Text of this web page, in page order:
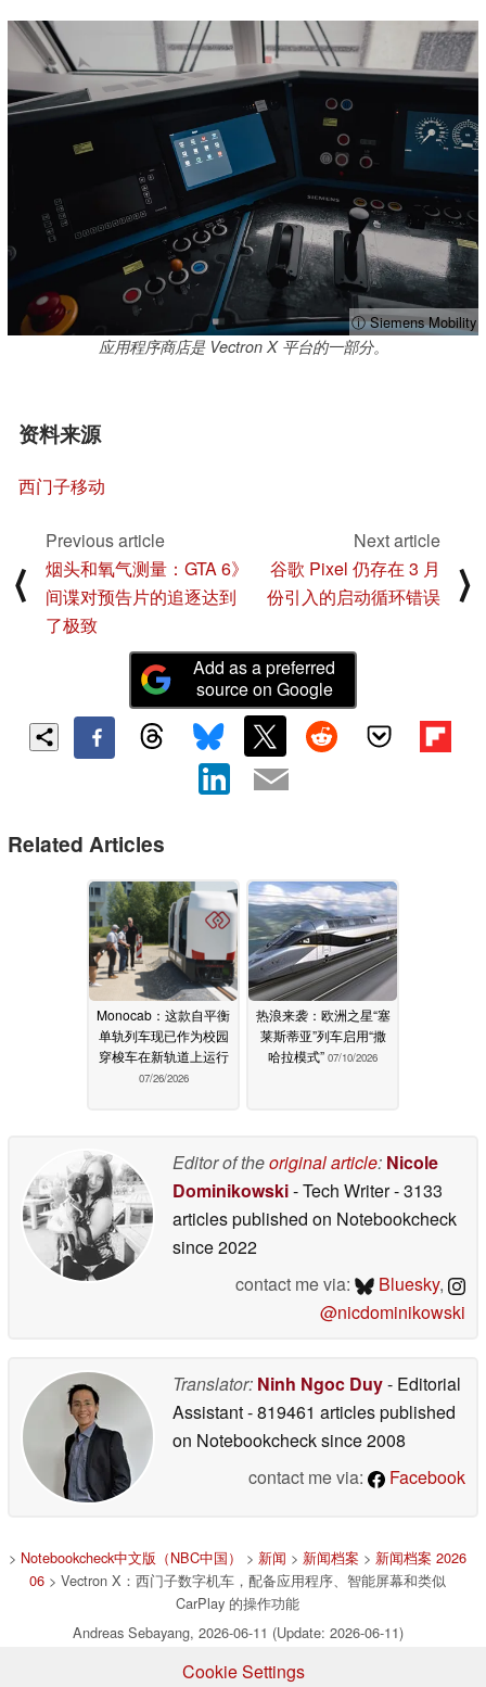
ⓘ Siemens Mobility
应用程序商店是 Vectron X 平台的一部分。
资料来源
西门子移动
⟨
Previous article
烟头和氧气测量：GTA 6》
间谍对预告片的追逐达到
了极致
Next article
谷歌 Pixel 仍存在 3 月
份引入的启动循环错误
⟩
Add as a preferred
source on Google
Related Articles
Monocab：这款自平衡
单轨列车现已作为校园
穿梭车在新轨道上运行
07/26/2026
热浪来袭：欧洲之星“塞
莱斯蒂亚”列车启用“撒
哈拉模式” 07/10/2026
Editor of theoriginal article: Nicole
Dominikowski- Tech Writer- 3133
articles published on Notebookcheck
since 2022
contact me via:
Bluesky,
@nicdominikowski
Translator: Ninh Ngoc Duy- Editorial
Assistant- 819461 articles published
on Notebookchecksince 2008
contact me via:
Facebook
> Notebookcheck中文版（NBC中国） > 新闻 > 新闻档案 > 新闻档案 2026
06 > Vectron X：西门子数字机车，配备应用程序、智能屏幕和类似
CarPlay 的操作功能
Andreas Sebayang, 2026-06-11 (Update: 2026-06-11)
Cookie Settings